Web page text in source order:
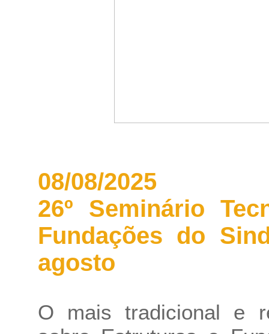
08/08/2025
26º Seminário
Fundações do
agosto
O mais tradicional e